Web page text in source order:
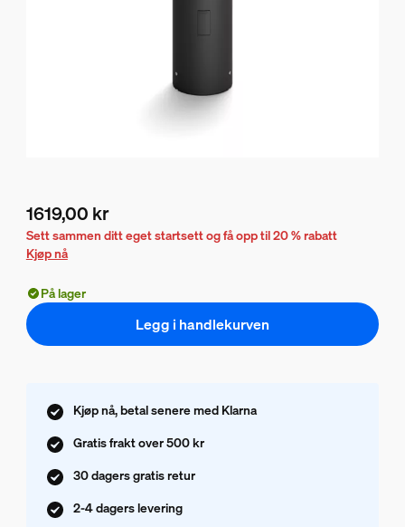
Nåværende pris er 1619,00 kr
1619,00 kr
Sett sammen ditt eget startsett og få opp til 20 % rabatt
Kjøp nå
På lager
Legg i handlekurven
Kjøp nå, betal senere med Klarna
Gratis frakt over 500 kr
30 dagers gratis retur
2-4 dagers levering